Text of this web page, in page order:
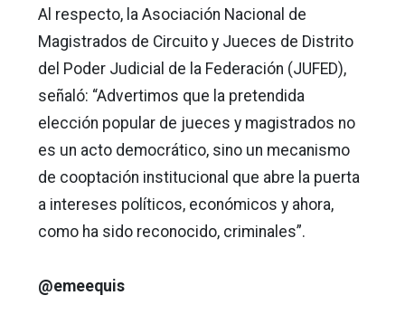
Al respecto, la Asociación Nacional de
Magistrados de Circuito y Jueces de Distrito
del Poder Judicial de la Federación (JUFED),
señaló: “Advertimos que la pretendida
elección popular de jueces y magistrados no
es un acto democrático, sino un mecanismo
de cooptación institucional que abre la puerta
a intereses políticos, económicos y ahora,
como ha sido reconocido, criminales”.
@emeequis